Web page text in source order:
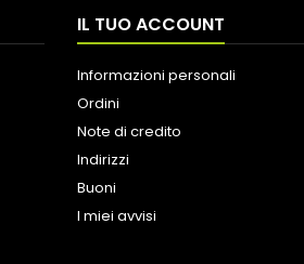
IL TUO ACCOUNT
Informazioni personali
Ordini
Note di credito
Indirizzi
Buoni
I miei avvisi